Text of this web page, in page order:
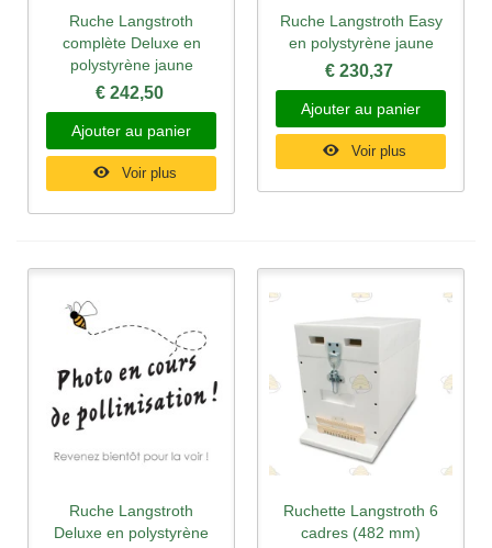
Ruche Langstroth
complète Deluxe en
polystyrène jaune
€ 242,50
Ajouter au panier
Voir plus
Ruche Langstroth Easy
en polystyrène jaune
€ 230,37
Ajouter au panier
Voir plus
Ruche Langstroth
Deluxe en polystyrène
Ruchette Langstroth 6
cadres (482 mm)